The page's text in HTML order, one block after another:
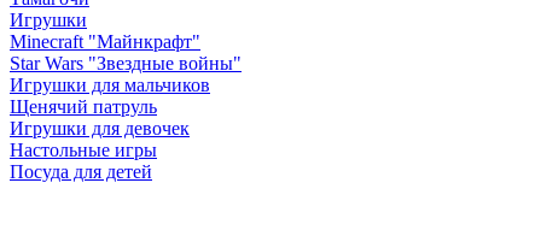
Игрушки
Minecraft "Майнкрафт"
Star Wars "Звездные войны"
Игрушки для мальчиков
Щенячий патруль
Игрушки для девочек
Настольные игры
Посуда для детей